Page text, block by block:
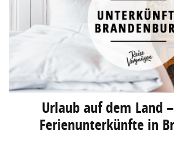
Urlaub auf dem Land
Ferienunterkünfte in